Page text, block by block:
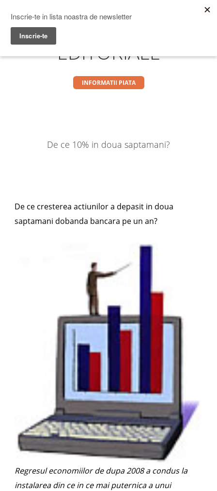
Menu
Prime Transaction
EDITORIALE
INFORMATII PIATA
De ce 10% in doua saptamani?
De ce cresterea actiunilor a depasit in doua
saptamani dobanda bancara pe un an?
Regresul economiilor de dupa 2008 a condus la
instalarea din ce in ce mai puternica a unui